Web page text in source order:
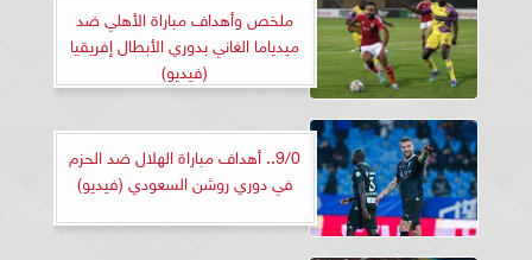
ملخص وأهداف مباراة الأهلي ضد
ميدياما الغاني بدوري الأبطال إفريقيا
(فيديو)
9/0.. أهداف مباراة الهلال ضد الحزم
في دوري روشن السعودي (فيديو)